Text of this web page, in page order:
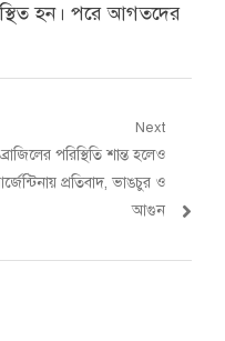
হন। পরে আগতদের
Next
Next
post:
ব্রাজিলের পরিস্থিতি শান্ত হলেও
প্রতিবাদ, ভাঙচুর ও
আগুন